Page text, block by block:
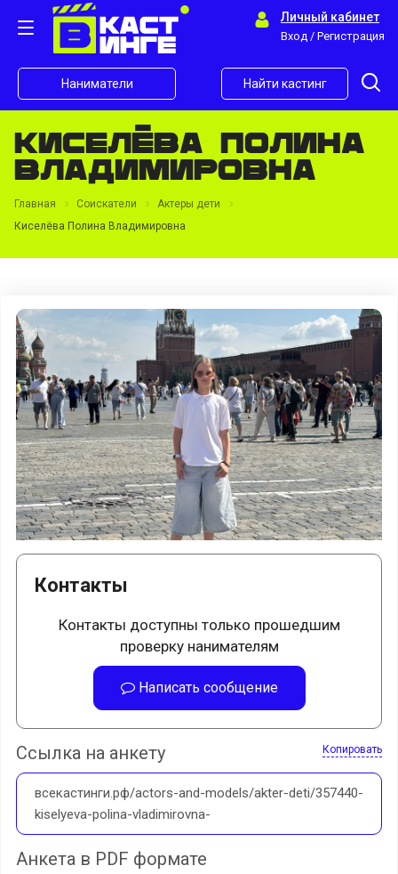
Личный кабинет
Вход / Регистрация
Наниматели Найти кастинг
Киселёва Полина
Владимировна
Главная Соискатели
Актеры дети
Киселёва Полина Владимировна
Контакты
Контакты доступны только прошедшим
проверку нанимателям
Написать сообщение
Ссылка на анкету Копировать
всекастинги.рф/actors-and-models/akter-deti/357440-
kiselyeva-polina-vladimirovna-
Анкета в PDF формате